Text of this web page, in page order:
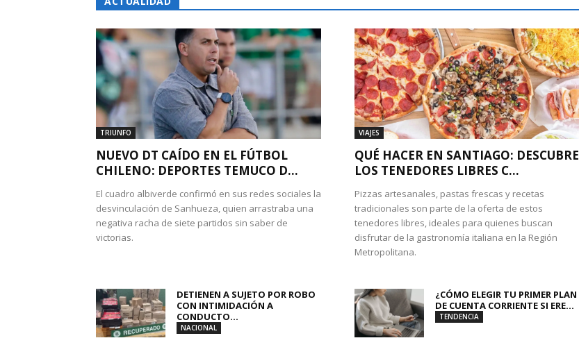
TRIUNFO
NUEVO DT CAÍDO EN EL FÚTBOL
CHILENO: DEPORTES TEMUCO D...
El cuadro albiverde confirmó en sus redes sociales la
desvinculación de Sanhueza, quien arrastraba una
negativa racha de siete partidos sin saber de
victorias.
VIAJES
QUÉ HACER EN SANTIAGO: DESCUBRE
LOS TENEDORES LIBRES C...
Pizzas artesanales, pastas frescas y recetas
tradicionales son parte de la oferta de estos
tenedores libres, ideales para quienes buscan
disfrutar de la gastronomía italiana en la Región
Metropolitana.
DETIENEN A SUJETO POR ROBO
CON INTIMIDACIÓN A
CONDUCTO...
NACIONAL
¿CÓMO ELEGIR TU PRIMER PLAN
DE CUENTA CORRIENTE SI ERE...
TENDENCIA